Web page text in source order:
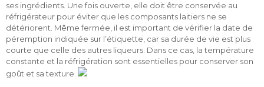
ses ingrédients. Une fois ouverte, elle doit être conservée au
réfrigérateur pour éviter que les composants laitiers ne se
détériorent. Même fermée, il est important de vérifier la date de
péremption indiquée sur l’étiquette, car sa durée de vie est plus
courte que celle des autres liqueurs. Dans ce cas, la température
constante et la réfrigération sont essentielles pour conserver son
goût et sa texture.